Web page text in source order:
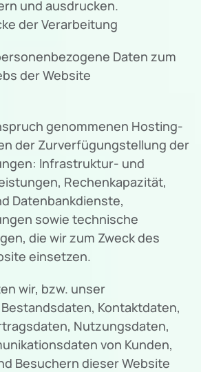
und ausdrucken.
der Verarbeitung
Daten zum
der Website
genommenen Hosting-
der Zurverfügungstellung der
Infrastruktur- und
Rechenkapazität,
Datenbankdienste,
sowie technische
die wir zum Zweck des
einsetzen.
wir, bzw. unser
Kontaktdaten,
Nutzungsdaten,
von Kunden,
Besuchern dieser Website